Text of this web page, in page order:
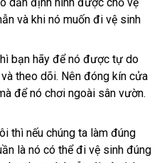
dần định hình được chỗ vệ
và khi nó muốn đi vệ sinh
bạn hãy để nó được tự do
theo dõi. Nên đóng kín cửa
để nó chơi ngoài sân vườn.
thì nếu chúng ta làm đúng
là nó có thể đi vệ sinh đúng